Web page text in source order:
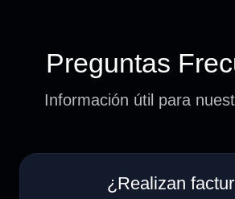
Preguntas
Información útil para
¿Realizan